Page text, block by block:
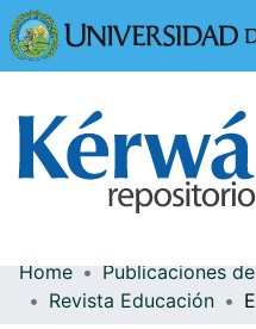
Communities & Collections
Home
Revista Educación